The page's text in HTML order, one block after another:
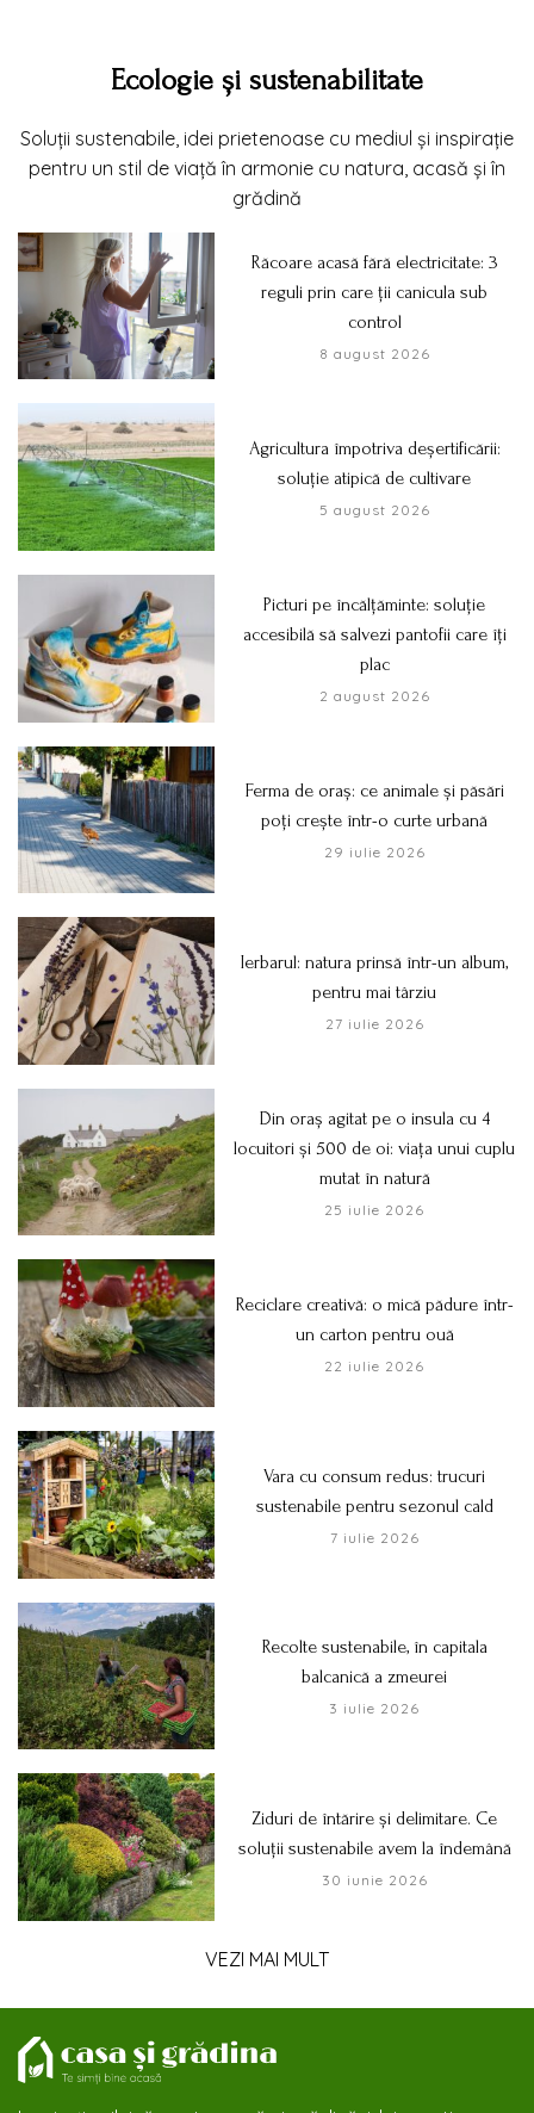
Ecologie și sustenabilitate
Soluții sustenabile, idei prietenoase cu mediul și inspirație
pentru un stil de viață în armonie cu natura, acasă și în
grădină
Răcoare acasă fără electricitate: 3
reguli prin care ții canicula sub
control
8 august 2026
Agricultura împotriva deșertificării:
soluție atipică de cultivare
5 august 2026
Picturi pe încălțăminte: soluție
accesibilă să salvezi pantofii care îți
plac
2 august 2026
Ferma de oraș: ce animale și păsări
poți crește într-o curte urbană
29 iulie 2026
Ierbarul: natura prinsă într-un album,
pentru mai târziu
27 iulie 2026
Din oraș agitat pe o insula cu 4
locuitori și 500 de oi: viața unui cuplu
mutat în natură
25 iulie 2026
Reciclare creativă: o mică pădure într-
un carton pentru ouă
22 iulie 2026
Vara cu consum redus: trucuri
sustenabile pentru sezonul cald
7 iulie 2026
Recolte sustenabile, în capitala
balcanică a zmeurei
3 iulie 2026
Ziduri de întărire și delimitare. Ce
soluții sustenabile avem la îndemână
30 iunie 2026
VEZI MAI MULT